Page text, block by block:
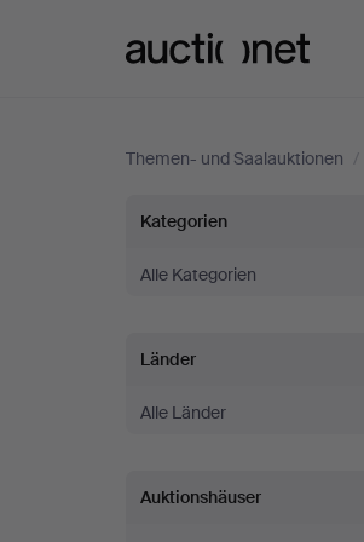
Themen- und Saalauktionen /
Contemporary
Art
Photography
Kategorien
Alle Kategorien
Länder
Alle Länder
Auktionshäuser